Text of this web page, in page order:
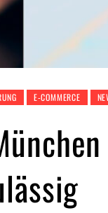
E-COMMERCE